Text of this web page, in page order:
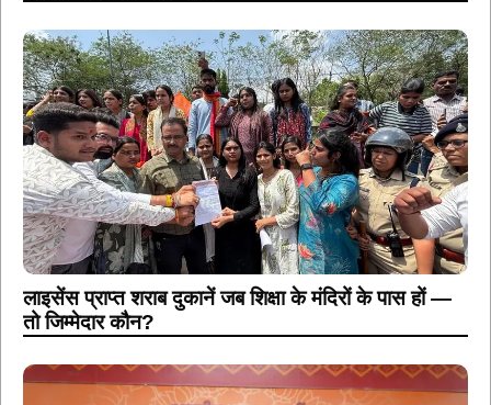
लाइसेंस प्राप्त शराब दुकानें जब शिक्षा के मंदिरों के पास हों —
तो जिम्मेदार कौन?